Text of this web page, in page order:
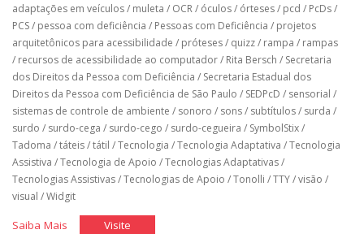
adaptações em veículos/ muleta / OCR/ óculos/ órteses/ pcd / PcDs/
PCS/ pessoa com deficiência / Pessoas com Deficiência / projetos
arquitetônicos para acessibilidade / próteses/ quizz/ rampa / rampas
/ recursos de acessibilidade ao computador/ Rita Bersch / Secretaria
dos Direitos da Pessoa com Deficiência / Secretaria Estadual dos
Direitos da Pessoa com Deficiência de São Paulo / SEDPcD / sensorial /
sistemas de controle de ambiente / sonoro / sons/ subtítulos/ surda /
surdo / surdo-cega / surdo-cego / surdo-cegueira / SymbolStix/
Tadoma /táteis/tátil /Tecnologia /Tecnologia Adaptativa /Tecnologia
Assistiva /Tecnologia de Apoio /Tecnologias Adaptativas/
Tecnologias Assistivas/Tecnologias de Apoio /Tonolli /TTY/visão /
visual /Widgit
Saiba Mais"Tecnologia
Visite"Tecnologia